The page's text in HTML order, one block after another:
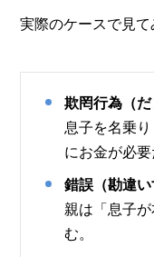
実際のケースで見て
欺罔行為（だ
息子を名乗
にお金が必要
錯誤（勘違い
親は「息子
む。